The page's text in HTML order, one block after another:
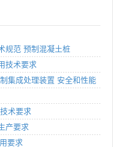
规范 预制混凝土桩
技术要求
集成处理装置 安全和性能
术要求
产要求
要求